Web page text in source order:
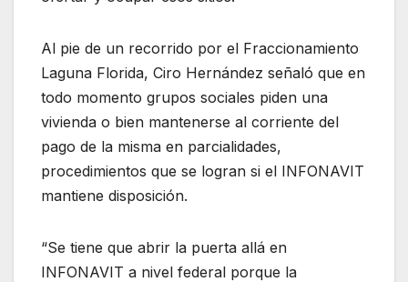
Al pie de un recorrido por el Fraccionamiento
Laguna Florida, Ciro Hernández señaló que en
todo momento grupos sociales piden una
vivienda o bien mantenerse al corriente del
pago de la misma en parcialidades,
procedimientos que se logran si el INFONAVIT
mantiene disposición.
“Se tiene que abrir la puerta allá en
INFONAVIT a nivel federal porque la